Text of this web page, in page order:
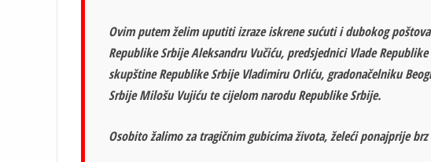
Ovim putem želim uputiti izraze iskrene sućuti i dubokog
Republike Srbije Aleksandru Vučiću, predsjednici Vlade
skupštine Republike Srbije Vladimiru Orliću, gradonačelniku
Srbije Milošu Vujiću te cijelom narodu Republike Srbije.
Osobito žalimo za tragičnim gubicima života, želeći ponajprije